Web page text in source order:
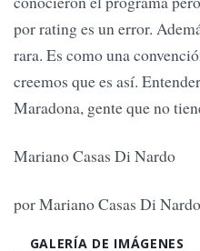
por rating es un error.
rara. Es como una
creemos que es así.
Maradona, gente que no
Mariano Casas Di Nardo
por Mariano Casas Di Nardo
GALERÍA DE IMÁGENES